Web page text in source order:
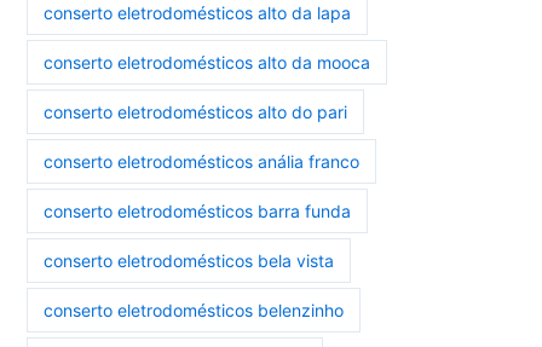
conserto eletrodomésticos alto da lapa
conserto eletrodomésticos alto da mooca
conserto eletrodomésticos alto do pari
conserto eletrodomésticos anália franco
conserto eletrodomésticos barra funda
conserto eletrodomésticos bela vista
conserto eletrodomésticos belenzinho